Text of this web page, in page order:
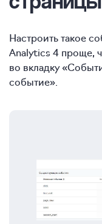
Настроить такое
Analytics 4 проще,
во вкладку
событие».